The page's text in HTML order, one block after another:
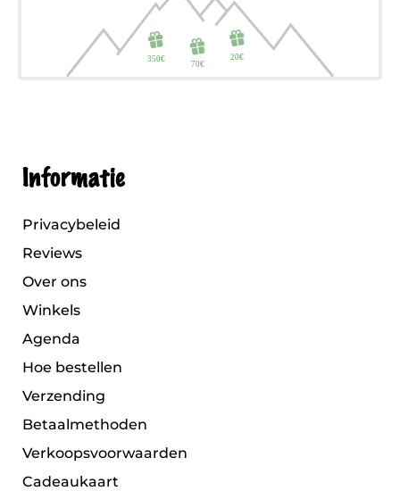
Informatie
Privacybeleid
Reviews
Over ons
Winkels
Agenda
Hoe bestellen
Verzending
Betaalmethoden
Verkoopsvoorwaarden
Cadeaukaart